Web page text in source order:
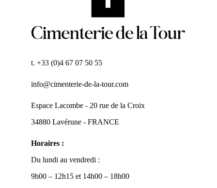
t. +33 (0)4 67 07 50 55
info@cimenterie-de-la-tour.com
Espace Lacombe - 20 rue de la Croix
34880 Lavérune - FRANCE
Horaires :
Du lundi au vendredi :
9h00 – 12h15 et 14h00 – 18h00